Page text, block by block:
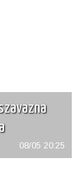
08/05 20:25